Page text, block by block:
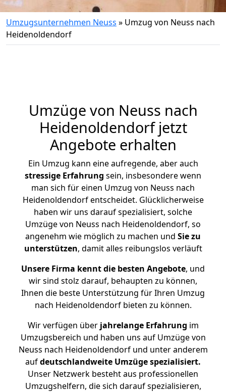
Umzugsunternehmen Neuss » Umzug von Neuss nach
Heidenoldendorf
Umzüge von Neuss nach
Heidenoldendorf jetzt
Angebote erhalten
Ein Umzug kann eine aufregende, aber auch
stressige Erfahrung sein, insbesondere wenn
man sich für einen Umzug von Neuss nach
Heidenoldendorf entscheidet. Glücklicherweise
haben wir uns darauf spezialisiert, solche
Umzüge von Neuss nach Heidenoldendorf, so
angenehm wie möglich zu machen und Sie zu
unterstützen, damit alles reibungslos verläuft
Unsere Firma kennt die besten Angebote, und
wir sind stolz darauf, behaupten zu können,
Ihnen die beste Unterstützung für Ihren Umzug
nach Heidenoldendorf bieten zu können.
Wir verfügen überjahrelange Erfahrung im
Umzugsbereich und haben uns auf Umzüge von
Neuss nach Heidenoldendorf und unter anderem
aufdeutschlandweite Umzüge spezialisiert.
Unser Netzwerk besteht aus professionellen
Umzugshelfern, die sich darauf spezialisieren,